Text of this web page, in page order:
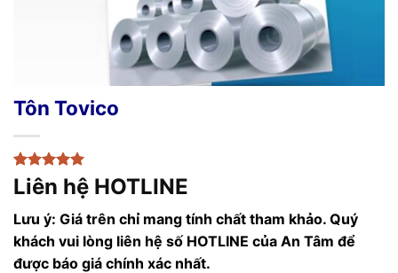
Tôn Tovico
5 trên 5
dựa trên
1
Liên hệ HOTLINE
Lưu ý: Giá trên chỉ mang tính chất tham khảo. Quý
khách vui lòng liên hệ số HOTLINE của An Tâm để
được báo giá chính xác nhất.